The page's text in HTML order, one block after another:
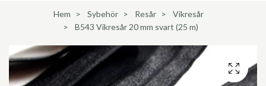
Hem Sybehör Resår
Vikresår
B543 Vikresår 20 mm svart (25 m)